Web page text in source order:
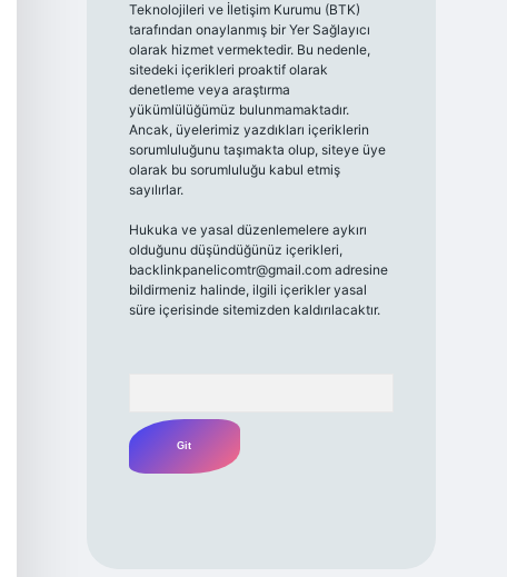
Teknolojileri ve İletişim Kurumu (BTK)
tarafından onaylanmış bir Yer Sağlayıcı
olarak hizmet vermektedir. Bu nedenle,
sitedeki içerikleri proaktif olarak
denetleme veya araştırma
yükümlülüğümüz bulunmamaktadır.
Ancak, üyelerimiz yazdıkları içeriklerin
sorumluluğunu taşımakta olup, siteye üye
olarak bu sorumluluğu kabul etmiş
sayılırlar.
Hukuka ve yasal düzenlemelere aykırı
olduğunu düşündüğünüz içerikleri,
backlinkpanelicomtr@gmail.comadresine
bildirmeniz halinde, ilgili içerikler yasal
süre içerisinde sitemizden kaldırılacaktır.